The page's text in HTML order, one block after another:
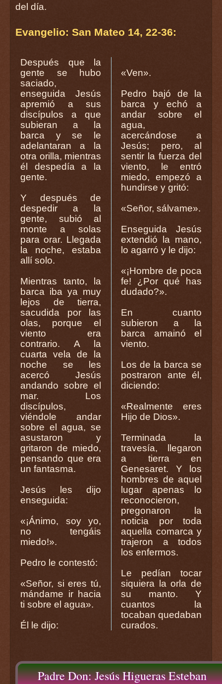
del día.
Evangelio: San Mateo 14, 22-36:
Después que la
gente se hubo
saciado,
enseguida Jesús
apremió a sus
discípulos a que
subieran a la
barca y se le
adelantaran a la
otra orilla, mientras
él despedía a la
gente.
Y después de
despedir a la
gente, subió al
monte a solas
para orar. Llegada
la noche, estaba
allí solo.
Mientras tanto, la
barca iba ya muy
lejos de tierra,
sacudida por las
olas, porque el
viento era
contrario. A la
cuarta vela de la
noche se les
acercó Jesús
andando sobre el
mar. Los
discípulos,
viéndole andar
sobre el agua, se
asustaron y
gritaron de miedo,
pensando que era
un fantasma.
Jesús les dijo
enseguida:
«¡Ánimo, soy yo,
no tengáis
miedo!».
Pedro le contestó:
«Señor, si eres tú,
mándame ir hacia
ti sobre el agua».
Él le dijo:
«Ven».
Pedro bajó de la
barca y echó a
andar sobre el
agua,
acercándose a
Jesús; pero, al
sentir la fuerza del
viento, le entró
miedo, empezó a
hundirse y gritó:
«Señor, sálvame».
Enseguida Jesús
extendió la mano,
lo agarró y le dijo:
«¡Hombre de poca
fe! ¿Por qué has
dudado?».
En cuanto
subieron a la
barca amainó el
viento.
Los de la barca se
postraron ante él,
diciendo:
«Realmente eres
Hijo de Dios».
Terminada la
travesía, llegaron
a tierra en
Genesaret. Y los
hombres de aquel
lugar apenas lo
reconocieron,
pregonaron la
noticia por toda
aquella comarca y
trajeron a todos
los enfermos.
Le pedían tocar
siquiera la orla de
su manto. Y
cuantos la
tocaban quedaban
curados.
Padre Don: Jesús Higueras Esteban